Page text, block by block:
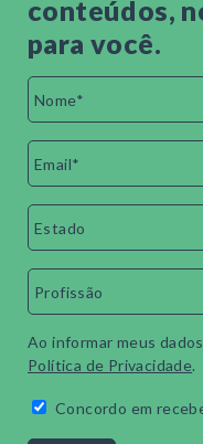
conteúdos,
para você.
Ao informar meus
Política de Privacidade.
Concordo em